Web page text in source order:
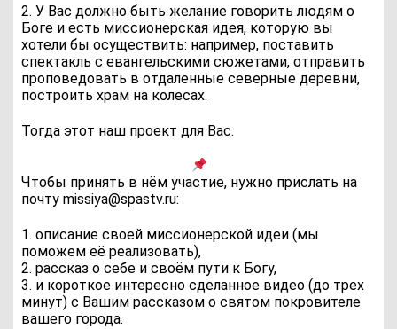
2. У Вас должно быть желание говорить людям о
Боге и есть миссионерская идея, которую вы
хотели бы осуществить: например, поставить
спектакль с евангельскими сюжетами, отправить
проповедовать в отдаленные северные деревни,
построить храм на колесах.
Тогда этот наш проект для Вас.
Чтобы принять в нём участие, нужно прислать на
почту missiya@spastv.ru:
1. описание своей миссионерской идеи (мы
поможем её реализовать),
2. рассказ о себе и своём пути к Богу,
3. и короткое интересно сделанное видео (до трех
минут) с Вашим рассказом о святом покровителе
вашего города.